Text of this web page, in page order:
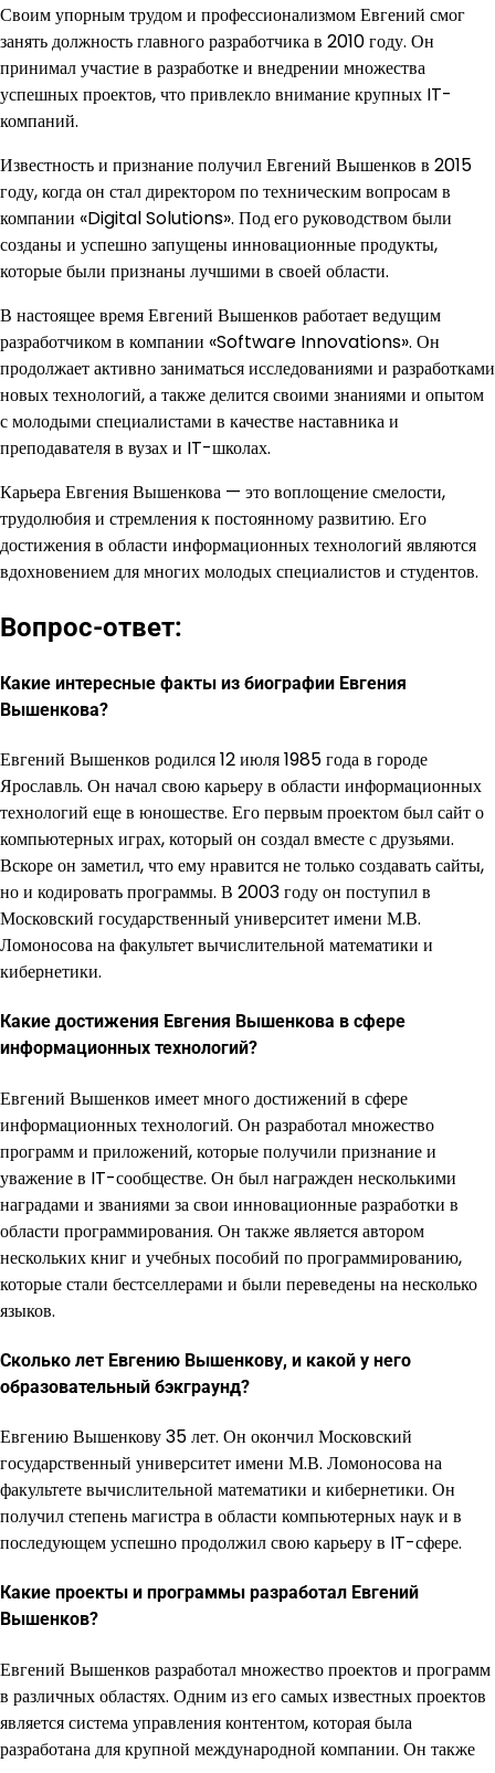
Своим упорным трудом и профессионализмом Евгений смог
занять должность главного разработчика в 2010 году. Он
принимал участие в разработке и внедрении множества
успешных проектов, что привлекло внимание крупных IT-
компаний.
Известность и признание получил Евгений Вышенков в 2015
году, когда он стал директором по техническим вопросам в
компании «Digital Solutions». Под его руководством были
созданы и успешно запущены инновационные продукты,
которые были признаны лучшими в своей области.
В настоящее время Евгений Вышенков работает ведущим
разработчиком в компании «Software Innovations». Он
продолжает активно заниматься исследованиями и разработками
новых технологий, а также делится своими знаниями и опытом
с молодыми специалистами в качестве наставника и
преподавателя в вузах и IT-школах.
Карьера Евгения Вышенкова — это воплощение смелости,
трудолюбия и стремления к постоянному развитию. Его
достижения в области информационных технологий являются
вдохновением для многих молодых специалистов и студентов.
Вопрос-ответ:
Какие интересные факты из биографии Евгения
Вышенкова?
Евгений Вышенков родился 12 июля 1985 года в городе
Ярославль. Он начал свою карьеру в области информационных
технологий еще в юношестве. Его первым проектом был сайт о
компьютерных играх, который он создал вместе с друзьями.
Вскоре он заметил, что ему нравится не только создавать сайты,
но и кодировать программы. В 2003 году он поступил в
Московский государственный университет имени М.В.
Ломоносова на факультет вычислительной математики и
кибернетики.
Какие достижения Евгения Вышенкова в сфере
информационных технологий?
Евгений Вышенков имеет много достижений в сфере
информационных технологий. Он разработал множество
программ и приложений, которые получили признание и
уважение в IT-сообществе. Он был награжден несколькими
наградами и званиями за свои инновационные разработки в
области программирования. Он также является автором
нескольких книг и учебных пособий по программированию,
которые стали бестселлерами и были переведены на несколько
языков.
Сколько лет Евгению Вышенкову, и какой у него
образовательный бэкграунд?
Евгению Вышенкову 35 лет. Он окончил Московский
государственный университет имени М.В. Ломоносова на
факультете вычислительной математики и кибернетики. Он
получил степень магистра в области компьютерных наук и в
последующем успешно продолжил свою карьеру в IT-сфере.
Какие проекты и программы разработал Евгений
Вышенков?
Евгений Вышенков разработал множество проектов и программ
в различных областях. Одним из его самых известных проектов
является система управления контентом, которая была
разработана для крупной международной компании. Он также